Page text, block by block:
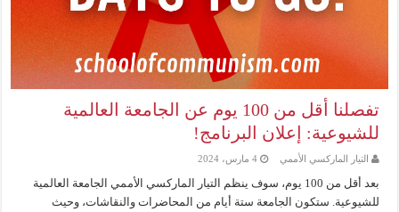
تفصلنا أقل من 100 يوم عن الجامعة العالمية
للشيوعية: إعلان البرنامج!
التيار الماركسي الأممي 4 مارس، 2024
بعد أقل من 100 يوم، سوف ينظم التيار الماركسي الأممي الجامعة العالمية
للشيوعية. ستكون الجامعة ستة أيام من المحاضرات والنقاشات، وحيث